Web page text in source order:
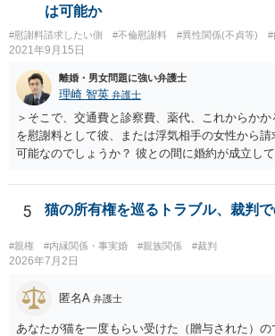
は可能か
#慰謝料請求したい側 #不倫慰謝料 #異性関係(不貞等) #
2021年9月15日
離婚・男女問題に強い弁護士
理崎 智英 弁護士
＞そこで、交通費と診察費、薬代、これからか
を慰謝料として彼、または浮気相手の女性から請
可能なのでしょうか？ 彼との間に婚約が成立し
5 猫の所有権を巡るトラブル、裁判
#親権 #内縁関係・事実婚 #親族関係 #裁判
2026年7月2日
匿名A 弁護士
あなたが猫を一度もらい受けた（贈与された）